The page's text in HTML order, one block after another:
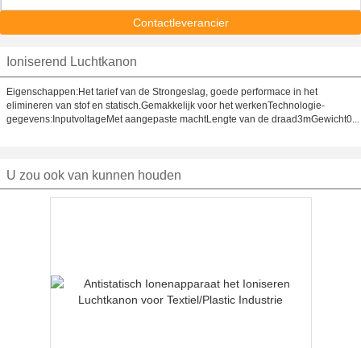
Contactleverancier
Ioniserend Luchtkanon
Eigenschappen:Het tarief van de Strongeslag, goede performace in het
elimineren van stof en statisch.Gemakkelijk voor het werkenTechnologie-
gegevens:InputvoltageMet aangepaste machtLengte van de draad3mGewicht0...
U zou ook van kunnen houden